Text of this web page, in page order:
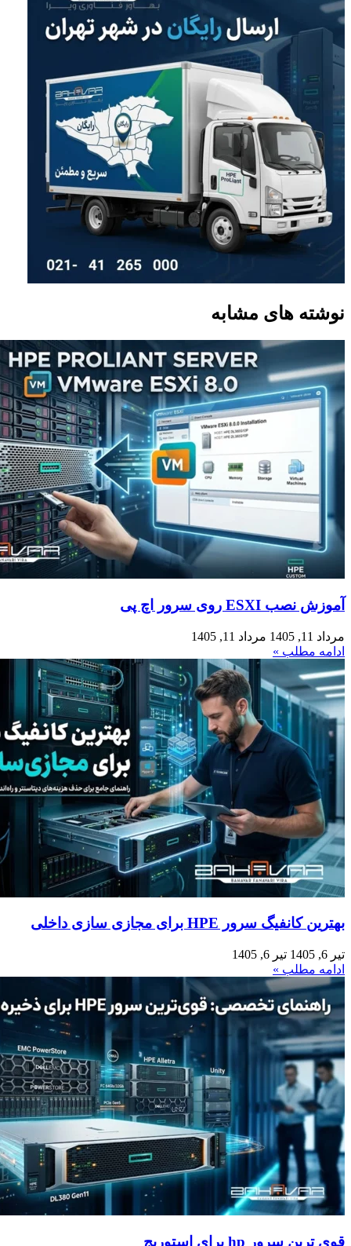
نوشته های مشابه
آموزش نصب ESXI روی سرور اچ پی
مرداد 11, 1405
مرداد 11, 1405
ادامه مطلب »
بهترین کانفیگ‌ سرور HPE برای مجازی‌ سازی داخلی
تیر 6, 1405
تیر 6, 1405
ادامه مطلب »
قوی‌ ترین سرور hp برای استوریج